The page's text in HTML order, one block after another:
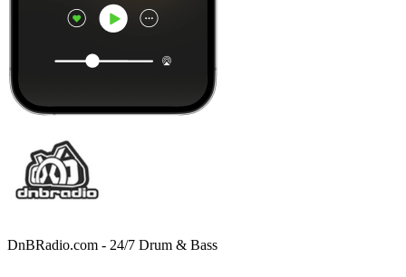
DnBRadio.com - 24/7 Drum & Bass